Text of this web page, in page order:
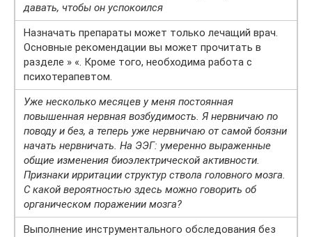
давать, чтобы он успокоился
Назначать препараты может только лечащий врач.
Основные рекомендации вы может прочитать в
разделе » «. Кроме того, необходима работа с
психотерапевтом.
Уже несколько месяцев у меня постоянная
повышенная нервная возбудимость. Я нервничаю по
поводу и без, а теперь уже нервничаю от самой боязни
начать нервничать. На ЭЭГ: умеренно выраженные
общие изменения биоэлектрической активности.
Признаки ирритации структур ствола головного мозга.
С какой вероятностью здесь можно говорить об
органическом поражении мозга?
Выполнение инструментального обследования без